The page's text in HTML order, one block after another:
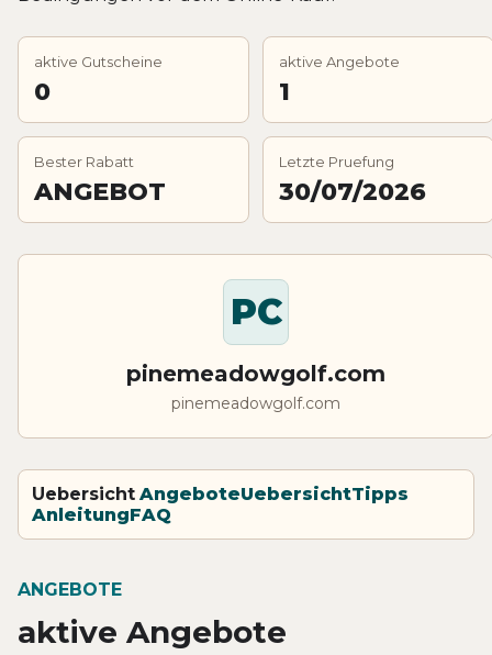
aktive Gutscheine
0
aktive Angebote
1
Bester Rabatt
ANGEBOT
Letzte Pruefung
30/07/2026
PC
pinemeadowgolf.com
pinemeadowgolf.com
Uebersicht AngeboteUebersichtTipps
AnleitungFAQ
ANGEBOTE
aktive Angebote